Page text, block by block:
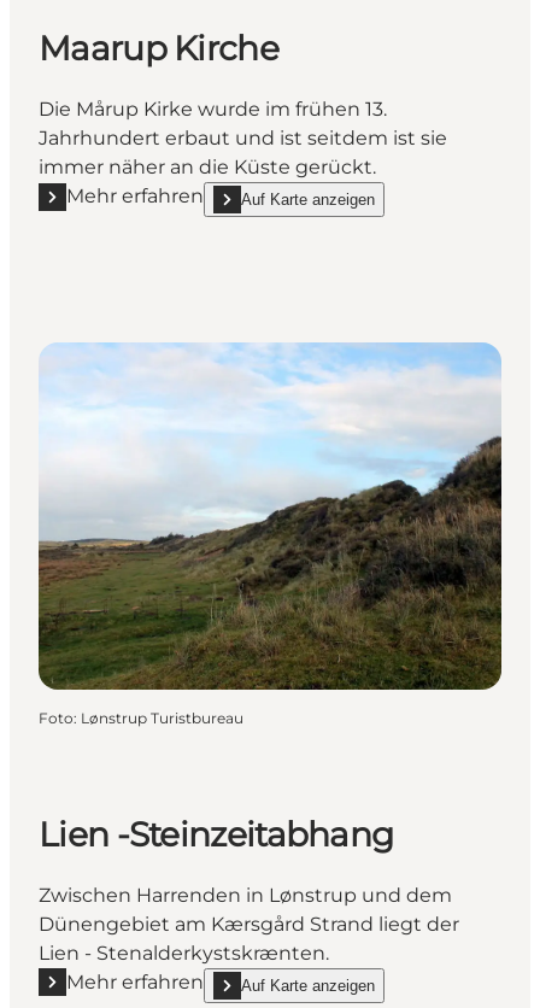
Maarup Kirche
Die Mårup Kirke wurde im frühen 13.
Jahrhundert erbaut und ist seitdem ist sie
immer näher an die Küste gerückt.
Mehr erfahren
Mehr erfahren "Maarup Kirche"
Auf Karte anzeigen
show Maarup Kirche on_map
Foto: Lønstrup Turistbureau
Lien -Steinzeitabhang
Zwischen Harrenden in Lønstrup und dem
Dünengebiet am Kærsgård Strand liegt der
Lien - Stenalderkystskrænten.
Mehr erfahren
Mehr erfahren "Lien -Steinzeitabhang"
Auf Karte anzeigen
show Lien -Steinzeitabhang on_map